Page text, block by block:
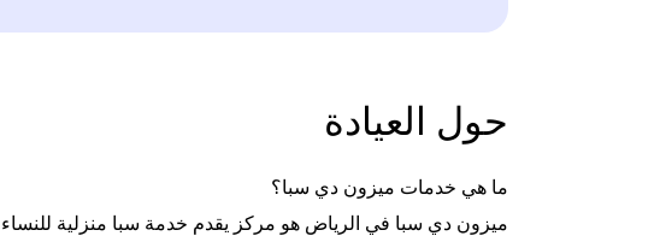
حول العيادة
ما هي خدمات ميزون دي سبا؟
ميزون دي سبا في الرياض هو مركز يقدم خدمة سبا منزلية للنساء